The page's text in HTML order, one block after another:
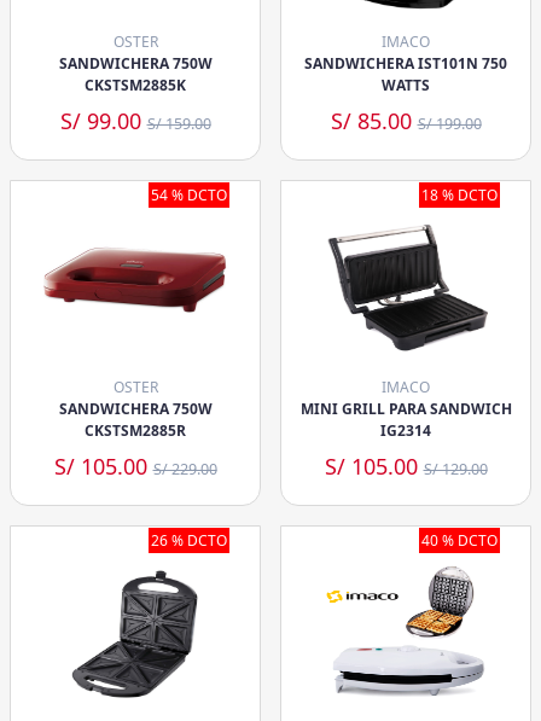
OSTER
SANDWICHERA 750W
CKSTSM2885K
S/ 99.00S/ 159.00
IMACO
SANDWICHERA IST101N 750
WATTS
S/ 85.00S/ 199.00
54 % DCTO
OSTER
SANDWICHERA 750W
CKSTSM2885R
S/ 105.00S/ 229.00
18 % DCTO
IMACO
MINI GRILL PARA SANDWICH
IG2314
S/ 105.00S/ 129.00
26 % DCTO 40 % DCTO